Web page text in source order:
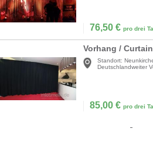
76,50 € pro drei
Vorhang /
Standort:
Deutschlandweiter
85,00 € pro drei